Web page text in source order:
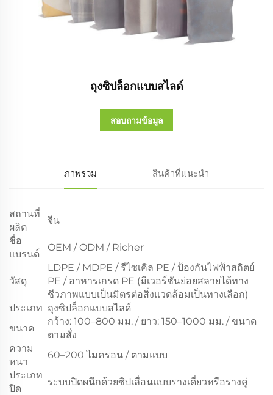
ถุงซิปล็อกแบบสไลด์
สอบถามข้อมูล
ภาพรวม สินค้าที่แนะนำ
สถานที่
ผลิต
จีน
ชื่อ
แบรนด์
OEM / ODM / Richer
วัสดุ
LDPE / MDPE / รีไซเคิล PE / ป้องกันไฟฟ้าสถิตย์
PE / อาหารเกรด PE (มีเวอร์ชันย่อยสลายได้ทาง
ชีวภาพแบบเป็นมิตรต่อสิ่งแวดล้อมเป็นทางเลือก)
ประเภท ถุงซิปล็อกแบบสไลด์
ขนาด
กว้าง: 100–800 มม. / ยาว: 150–1000 มม. / ขนาด
ตามสั่ง
ความ
หนา
60–200 ไมครอน / ตามแบบ
ประเภท
ปิด
ระบบปิดผนึกด้วยซิปเลื่อนแบบรางเดี่ยวหรือรางคู่